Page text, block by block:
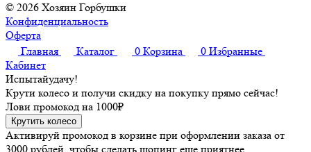
© 2026 Хозяин Горбушки
Конфиденциальность
Оферта
Главная
Каталог 0 Корзина 0 Избранные
Кабинет
Испытайудачу!
Крути колесо и получи скидку на покупку прямо сейчас!
Лови промокод на 1000₽
Крутить колесо
Активируй промокод в корзине при оформлении заказа от
3000 рублей, чтобы сделать шопинг еще приятнее